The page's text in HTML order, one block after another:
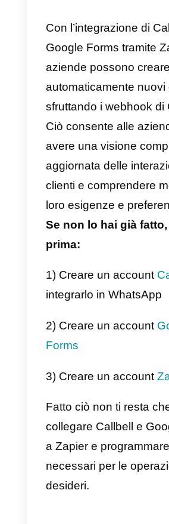
domanda 1 e poi
venga inviato al
WhatsApp
numero 2.
Come
– Metodo
Zapierè un
di automatizzare
applicazioni web.